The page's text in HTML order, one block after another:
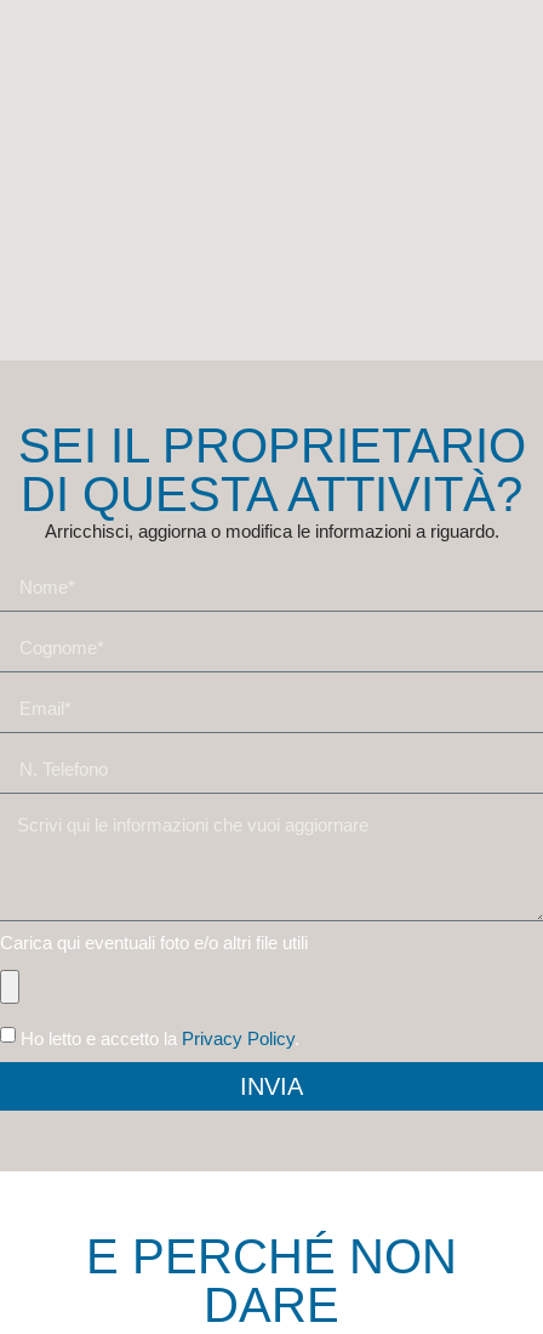
SEI IL PROPRIETARIO
DI QUESTA ATTIVITÀ?
Arricchisci, aggiorna o modifica le informazioni a riguardo.
Carica qui eventuali foto e/o altri file utili
Ho letto e accetto la Privacy Policy.
INVIA
E PERCHÉ NON
DARE